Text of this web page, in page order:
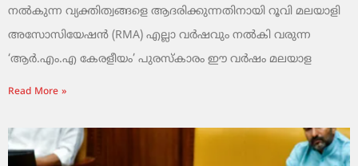
നൽകുന്ന വ്യക്തിത്വങ്ങളെ ആദരിക്കുന്നതിനായി റൂവി മലയാളി
അസോസിയേഷൻ (RMA) എല്ലാ വർഷവും നൽകി വരുന്ന
‘ആർ.എം.എ കേരളീയം’ പുരസ്‌കാരം ഈ വർഷം മലയാള
Read More »